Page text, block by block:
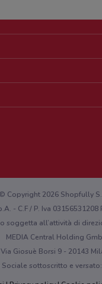
e marketing
sul web o sull'app?
© Copyright 2026 Shopfully
- C.F / P. Iva 03156531208
soggetta all’attività di
MEDIA Central Holding
Via Giosuè Borsi 9 - 20143
sottoscritto e